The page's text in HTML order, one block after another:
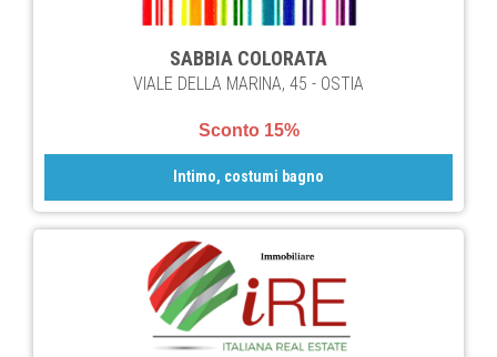
SABBIA COLORATA
VIALE DELLA MARINA, 45 - OSTIA
Sconto 15%
Intimo, costumi bagno